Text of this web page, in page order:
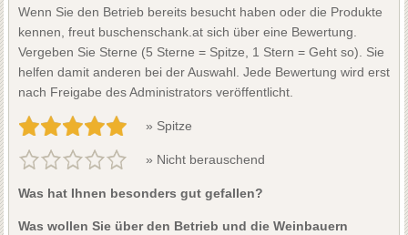
Wenn Sie den Betrieb bereits besucht haben oder die Produkte
kennen, freut buschenschank.at sich über eine Bewertung.
Vergeben Sie Sterne (5 Sterne = Spitze, 1 Stern = Geht so). Sie
helfen damit anderen bei der Auswahl. Jede Bewertung wird erst
nach Freigabe des Administrators veröffentlicht.
» Spitze
» Nicht berauschend
Was hat Ihnen besonders gut gefallen?
Was wollen Sie über den Betrieb und die Weinbauern